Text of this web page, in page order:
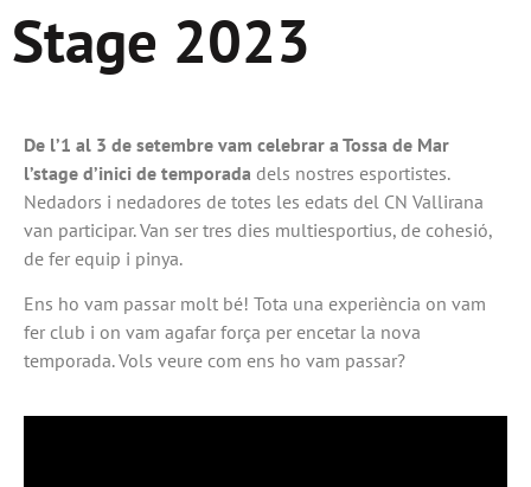
Stage 2023
De l’1 al 3 de setembre vam celebrar a Tossa de Mar
l’stage d’inici de temporada dels nostres esportistes.
Nedadors i nedadores de totes les edats del CN Vallirana
van participar. Van ser tres dies multiesportius, de cohesió,
de fer equip i pinya.
Ens ho vam passar molt bé! Tota una experiència on vam
fer club i on vam agafar força per encetar la nova
temporada. Vols veure com ens ho vam passar?